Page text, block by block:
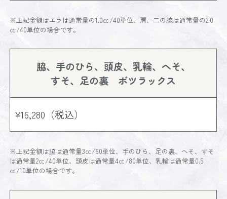
※上記金額はエラは通常量の1.0㏄/40単位、肩、二の腕は通常量の2.0
㏄/40単位の場合です。
脇、手のひら、頭皮、乳輪、へそ、
すそ、足の裏 ボツラックス
¥16,280（税込）
※上記金額は脇は通常量3㏄/60単位、手のひら、足の裏、へそ、すそ
は通常量2㏄/40単位、頭皮は通常量4㏄/80単位、乳輪は通常量0.5
㏄/10単位の場合です。